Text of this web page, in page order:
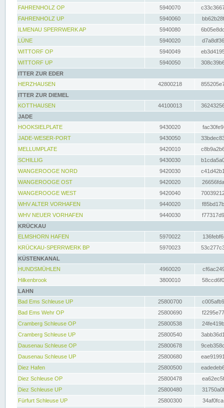
FAHRENHOLZ OP
5940070
FAHRENHOLZ UP
5940060
ILMENAU SPERRWERK AP
5940080
LÜNE
5940020
WITTORF OP
5940049
WITTORF UP
5940050
ITTER ZUR EDER
HERZHAUSEN
42800218
ITTER ZUR DIEMEL
KOTTHAUSEN
44100013
JADE
HOOKSIELPLATE
9430020
JADE-WESER-PORT
9430050
MELLUMPLATE
9420010
SCHILLIG
9430030
WANGEROOGE NORD
9420030
WANGEROOGE OST
9420020
WANGEROOGE WEST
9420040
WHV ALTER VORHAFEN
9440020
WHV NEUER VORHAFEN
9440030
KRÜCKAU
ELMSHORN HAFEN
5970022
KRÜCKAU-SPERRWERK BP
5970023
KÜSTENKANAL
HUNDSMÜHLEN
4960020
Hilkenbrook
3800010
LAHN
Bad Ems Schleuse UP
25800700
Bad Ems Wehr OP
25800690
Cramberg Schleuse OP
25800538
Cramberg Schleuse UP
25800540
Dausenau Schleuse OP
25800678
Dausenau Schleuse UP
25800680
Diez Hafen
25800500
Diez Schleuse OP
25800478
Diez Schleuse UP
25800480
Fürfurt Schleuse UP
25800300